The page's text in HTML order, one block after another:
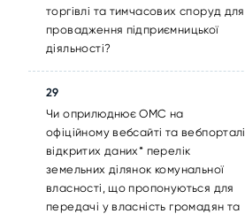
торгівлі та тимчасових споруд для
провадження підприємницької
діяльності?
29
Чи оприлюднює ОМС на
офіційному вебсайті та вебпорталі
відкритих даних* перелік
земельних ділянок комунальної
власності, що пропонуються для
передачі у власність громадян та